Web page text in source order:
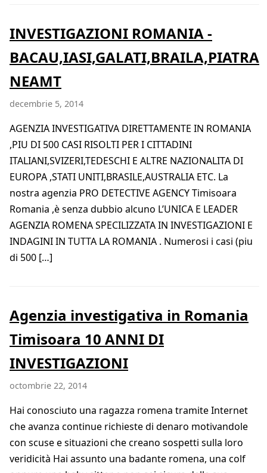
INVESTIGAZIONI ROMANIA -
BACAU,IASI,GALATI,BRAILA,PIATRA
NEAMT
decembrie 5, 2014
AGENZIA INVESTIGATIVA DIRETTAMENTE IN ROMANIA
,PIU DI 500 CASI RISOLTI PER I CITTADINI
ITALIANI,SVIZERI,TEDESCHI E ALTRE NAZIONALITA DI
EUROPA ,STATI UNITI,BRASILE,AUSTRALIA ETC. La
nostra agenzia PRO DETECTIVE AGENCY Timisoara
Romania ,è senza dubbio alcuno L’UNICA E LEADER
AGENZIA ROMENA SPECILIZZATA IN INVESTIGAZIONI E
INDAGINI IN TUTTA LA ROMANIA . Numerosi i casi (piu
di 500 […]
Agenzia investigativa in Romania
Timisoara 10 ANNI DI
INVESTIGAZIONI
octombrie 22, 2014
Hai conosciuto una ragazza romena tramite Internet
che avanza continue richieste di denaro motivandole
con scuse e situazioni che creano sospetti sulla loro
veridicità Hai assunto una badante romena, una colf